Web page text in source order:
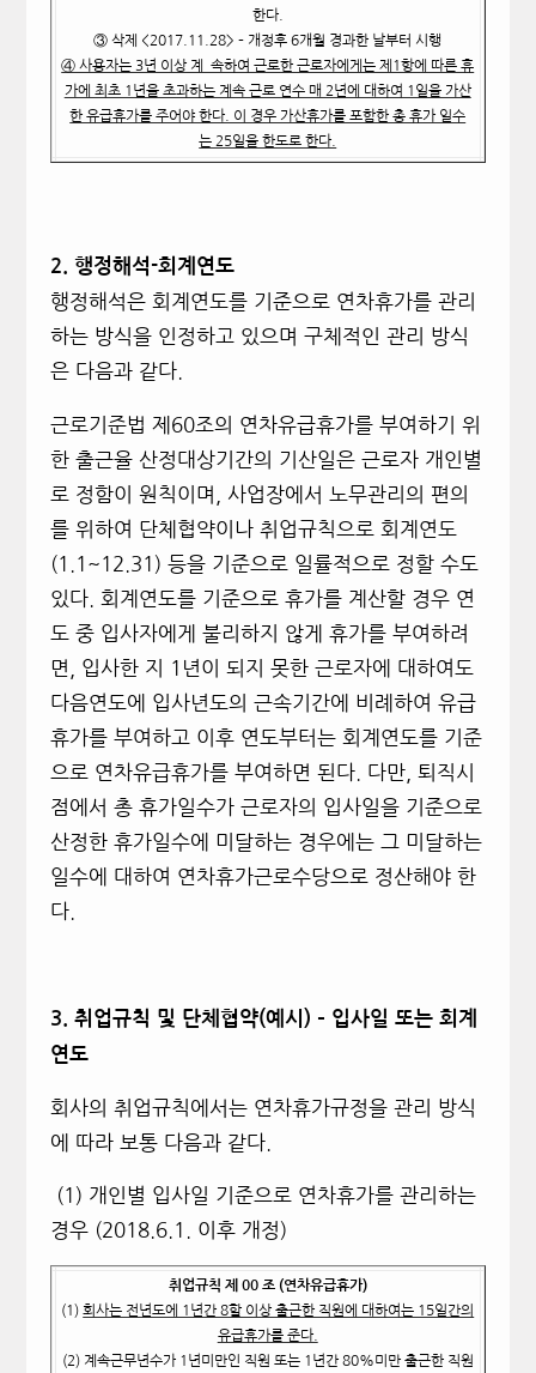
한다.
③ 삭제 <2017.11.28> – 개정후 6개월 경과한 날부터 시행
④ 사용자는 3년 이상 계`속하여 근로한 근로자에게는 제1항에 따른 휴
가에 최초 1년을 초과하는 계속 근로 연수 매 2년에 대하여 1일을 가산
한 유급휴가를 주어야 한다. 이 경우 가산휴가를 포함한 총 휴가 일수
는 25일을 한도로 한다.
2. 행정해석-회계연도
행정해석은 회계연도를 기준으로 연차휴가를 관리
하는 방식을 인정하고 있으며 구체적인 관리 방식
은 다음과 같다.
근로기준법 제60조의 연차유급휴가를 부여하기 위
한 출근율 산정대상기간의 기산일은 근로자 개인별
로 정함이 원칙이며, 사업장에서 노무관리의 편의
를 위하여 단체협약이나 취업규칙으로 회계연도
(1.1~12.31) 등을 기준으로 일률적으로 정할 수도
있다. 회계연도를 기준으로 휴가를 계산할 경우 연
도 중 입사자에게 불리하지 않게 휴가를 부여하려
면, 입사한 지 1년이 되지 못한 근로자에 대하여도
다음연도에 입사년도의 근속기간에 비례하여 유급
휴가를 부여하고 이후 연도부터는 회계연도를 기준
으로 연차유급휴가를 부여하면 된다. 다만, 퇴직시
점에서 총 휴가일수가 근로자의 입사일을 기준으로
산정한 휴가일수에 미달하는 경우에는 그 미달하는
일수에 대하여 연차휴가근로수당으로 정산해야 한
다.
3. 취업규칙 및 단체협약(예시) – 입사일 또는 회계
연도
회사의 취업규칙에서는 연차휴가규정을 관리 방식
에 따라 보통 다음과 같다.
(1) 개인별 입사일 기준으로 연차휴가를 관리하는
경우 (2018.6.1. 이후 개정)
취업규칙 제 00 조 (연차유급휴가)
(1)회사는 전년도에 1년간 8할 이상 출근한 직원에 대하여는 15일간의
유급휴가를 준다.
(2) 계속근무년수가 1년미만인 직원 또는 1년간 80%미만 출근한 직원